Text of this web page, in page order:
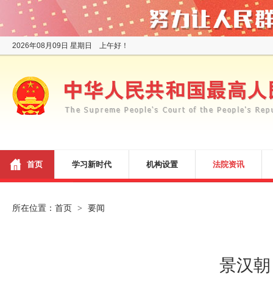
2026年08月09日 星期日 上午好！
首页 学习新时代 机构设置 法院资讯
所在位置： 首页 > 要闻
景汉